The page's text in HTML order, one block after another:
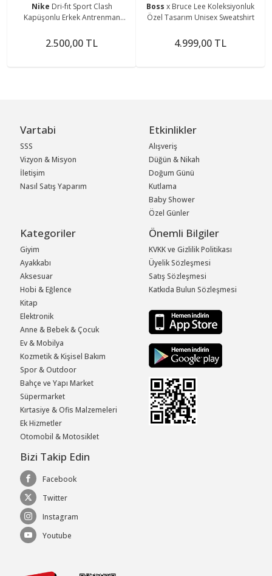
Nike Dri-fıt Sport Clash
Kapüşonlu Erkek Antrenman
2.500,00 TL
Boss x Bruce Lee Koleksiyonluk
Özel Tasarım Unisex Sweatshirt
4.999,00 TL
Vartabi
SSS
Vizyon & Misyon
İletişim
Nasıl Satış Yaparım
Etkinlikler
Alışveriş
Düğün & Nikah
Doğum Günü
Kutlama
Baby Shower
Özel Günler
Kategoriler
Giyim
Ayakkabı
Aksesuar
Hobi & Eğlence
Kitap
Elektronik
Anne & Bebek & Çocuk
Ev & Mobilya
Kozmetik & Kişisel Bakım
Spor & Outdoor
Bahçe ve Yapı Market
Süpermarket
Kırtasiye & Ofis Malzemeleri
Ek Hizmetler
Otomobil & Motosiklet
Önemli Bilgiler
KVKK ve Gizlilik Politikası
Üyelik Sözleşmesi
Satış Sözleşmesi
Katkıda Bulun Sözleşmesi
Bizi Takip Edin
Facebook
Twitter
Instagram
Youtube